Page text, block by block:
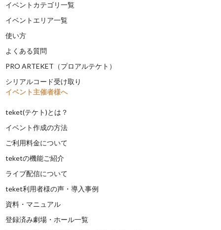
イベントカテゴリ一覧
イベントエリア一覧
使い方
よくある質問
PRO ARTEKET（プロアルテケト）
シリアルコード受け取り
イベント主催者様へ
teket(テケト)とは？
イベント作成の方法
ご利用料金について
teketの機能ご紹介
ライブ配信について
teket利用者様の声・導入事例
資料・マニュアル
登録済み劇場・ホール一覧